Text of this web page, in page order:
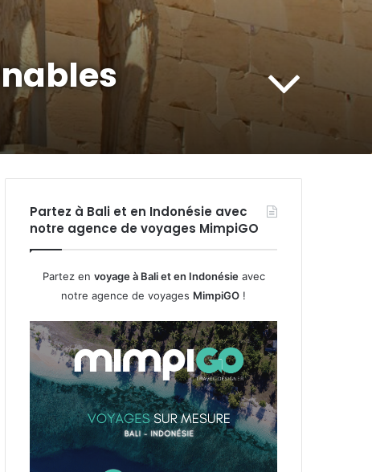
Partez à Bali et en Indonésie avec
notre agence de voyages MimpiGO
Partez en voyage à Bali et en Indonésieavec
notre agence de voyages MimpiGO !